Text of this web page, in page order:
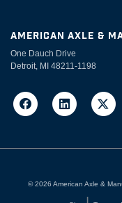
AMERICAN AXLE &
One Dauch Drive
Detroit, MI 48211-1198
©2026 American Axle &